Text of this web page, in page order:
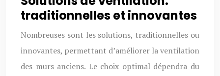
traditionnelles et innovantes
Nombreuses sont les solutions, traditionnelles ou
innovantes, permettant d’améliorer la ventilation
des murs anciens. Le choix optimal dépendra du